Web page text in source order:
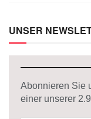
UNSER
Abonnieren Sie
einer unserer